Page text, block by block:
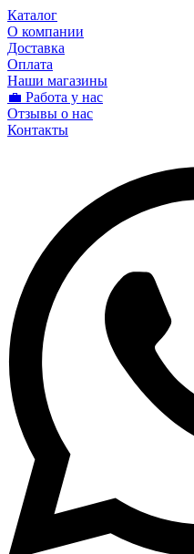
Каталог
О компании
Доставка
Оплата
Наши магазины
💼 Работа у нас
Отзывы о нас
Контакты